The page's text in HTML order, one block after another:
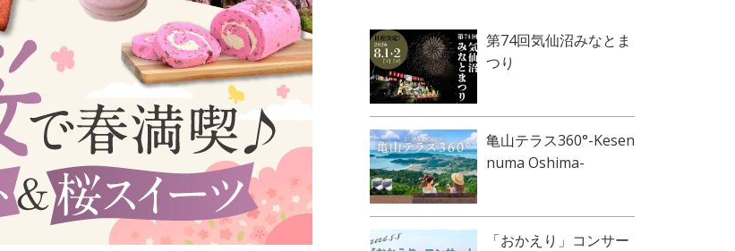
第74回気仙沼みなとま
つり
亀山テラス360°-Kesen
numa Oshima-
「おかえり」コンサー